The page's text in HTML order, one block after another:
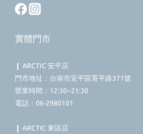
實體門市
❙ ARCTIC 安平店
門市地址：台南市安平區育平路371號
營業時間：12:30~21:30
電話：06-2980101
❙ ARCTIC 東區店